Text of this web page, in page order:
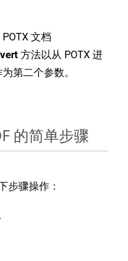
文档
方法以从 POTX 进
第二个参数。
的简单步骤
步骤操作：